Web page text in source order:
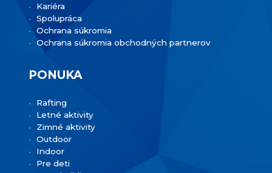
Kariéra
Spolupráca
Ochrana súkromia
Ochrana súkromia obchodných partnerov
PONUKA
Rafting
Letné aktivity
Zimné aktivity
Outdoor
Indoor
Pre deti